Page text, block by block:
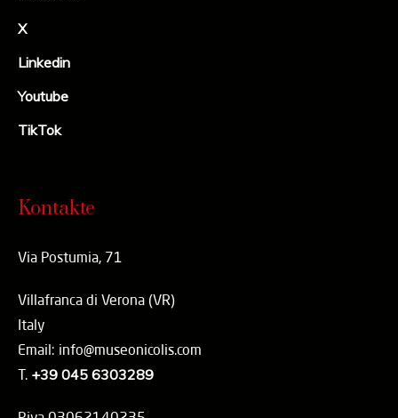
X
Linkedin
Youtube
TikTok
Kontakte
Via Postumia, 71
Villafranca di Verona (VR)
Italy
Email: info@museonicolis.com
T. +39 045 6303289